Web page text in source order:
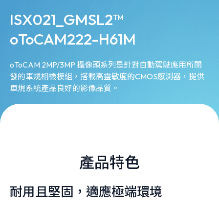
ISX021_GMSL2™
oToCAM222-H61M
oToCAM 2MP/3MP 攝像頭系列是針對自動駕駛應用所開
發的車規相機模組，搭載高靈敏度的CMOS感測器，提供
車規系統產品良好的影像品質。
產品特色
耐用且堅固，適應極端環境